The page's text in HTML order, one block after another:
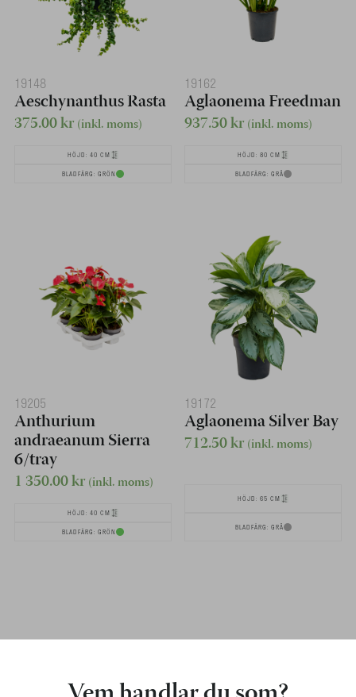
19148
Aeschynanthus Rasta
375.00kr(inkl. moms)
HÖJD: 40 CM
BLADFÄRG: GRÖN
19162
Aglaonema Freedman
937.50kr(inkl. moms)
HÖJD: 80 CM
BLADFÄRG: GRÅ
19205
Anthurium
andraeanum Sierra
6/tray
1 350.00kr(inkl. moms)
HÖJD: 40 CM
BLADFÄRG: GRÖN
19172
Aglaonema Silver Bay
712.50kr(inkl. moms)
HÖJD: 65 CM
BLADFÄRG: GRÅ